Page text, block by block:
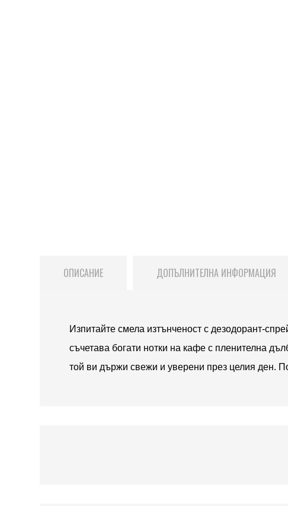
ОПИСАНИЕ ДОПЪЛНИТЕЛНА ИНФОРМАЦИЯ
Изпитайте смела изтънченост с дезодорант-
съчетава богати нотки на кафе с пленителна
той ви държи свежи и уверени през целия ден.